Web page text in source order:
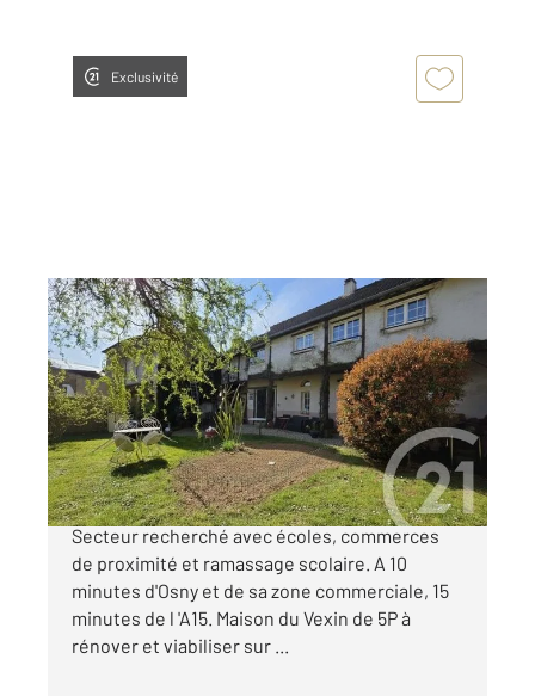
Exclusivité
GRISY LES PLATRES 95
110 m2, 5 pièces
Ref : 498
Maison à vendre
229 000 €
EXCLUSIVITE, RARE SUR LE SECTEUR !
Secteur recherché avec écoles, commerces
de proximité et ramassage scolaire. A 10
minutes d'Osny et de sa zone commerciale, 15
minutes de l 'A15. Maison du Vexin de 5P à
rénover et viabiliser sur ...